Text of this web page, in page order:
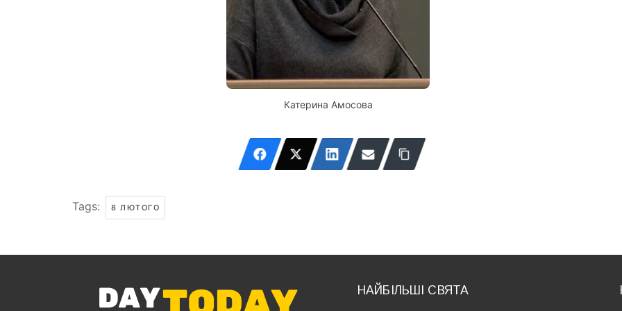
Катерина Амосова
Tags: 8 ЛЮТОГО
НАЙБІЛЬШІ СВЯТА